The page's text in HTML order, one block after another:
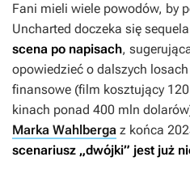
Fani mieli wiele powodów, by
Uncharted doczeka się
scena po napisach,
opowiedzieć o dalszych
finansowe (film kosztujący
kinach ponad 400 mln
Marka Wahlberga z końca
scenariusz „dwójki” jest już